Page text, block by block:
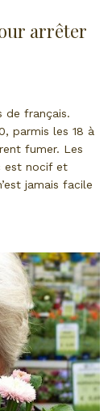
arrêter
de français.
parmis les 18 à
fumer. Les
est nocif et
jamais facile